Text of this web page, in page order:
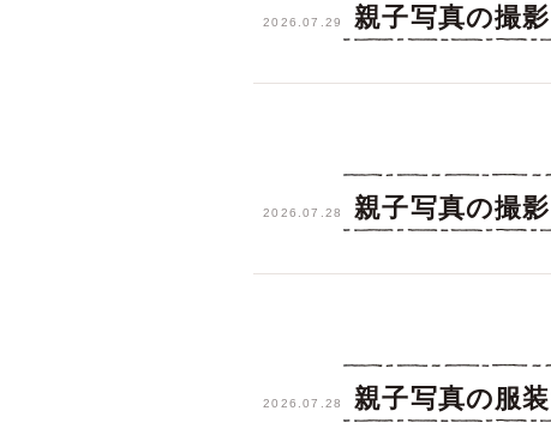
2026.07.29 親子写真の撮
2026.07.28 親子写真の撮
2026.07.28 親子写真の服